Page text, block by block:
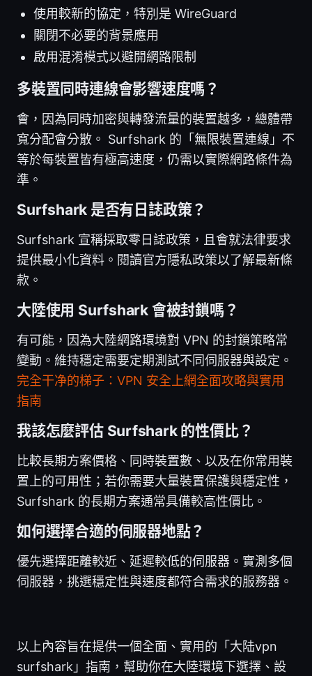
使用較新的協定，特別是 WireGuard
關閉不必要的背景應用
啟用混淆模式以避開網路限制
多裝置同時連線會影響速度嗎？
會，因為同時加密與轉發流量的裝置越多，總體帶
寬分配會分散。 Surfshark 的「無限裝置連線」不
等於每裝置皆有極高速度，仍需以實際網路條件為
準。
Surfshark 是否有日誌政策？
Surfshark 宣稱採取零日誌政策，且會就法律要求
提供最小化資料。閱讀官方隱私政策以了解最新條
款。
大陸使用 Surfshark 會被封鎖嗎？
有可能，因為大陸網路環境對 VPN 的封鎖策略常
變動。維持穩定需要定期測試不同伺服器與設定。
完全干净的梯子：VPN 安全上網全面攻略與實用
指南
我該怎麼評估 Surfshark 的性價比？
比較長期方案價格、同時裝置數、以及在你常用裝
置上的可用性；若你需要大量裝置保護與穩定性，
Surfshark 的長期方案通常具備較高性價比。
如何選擇合適的伺服器地點？
優先選擇距離較近、延遲較低的伺服器。實測多個
伺服器，挑選穩定性與速度都符合需求的服務器。
以上內容旨在提供一個全面、實用的「大陆vpn
surfshark」指南，幫助你在大陸環境下選擇、設